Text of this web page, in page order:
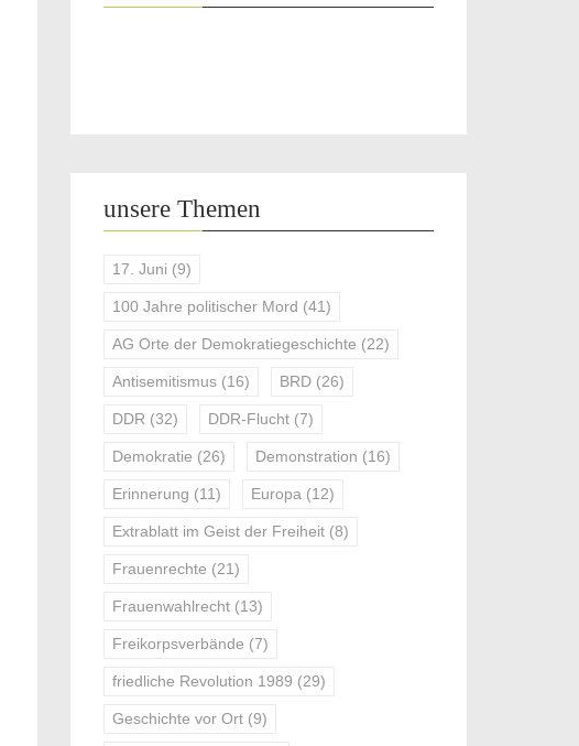
unsere Themen
17. Juni (9)
100 Jahre politischer Mord (41)
AG Orte der Demokratiegeschichte (22)
Antisemitismus (16) BRD (26)
DDR (32) DDR-Flucht (7)
Demokratie (26) Demonstration (16)
Erinnerung (11) Europa (12)
Extrablatt im Geist der Freiheit (8)
Frauenrechte (21)
Frauenwahlrecht (13)
Freikorpsverbände (7)
friedliche Revolution 1989 (29)
Geschichte vor Ort (9)